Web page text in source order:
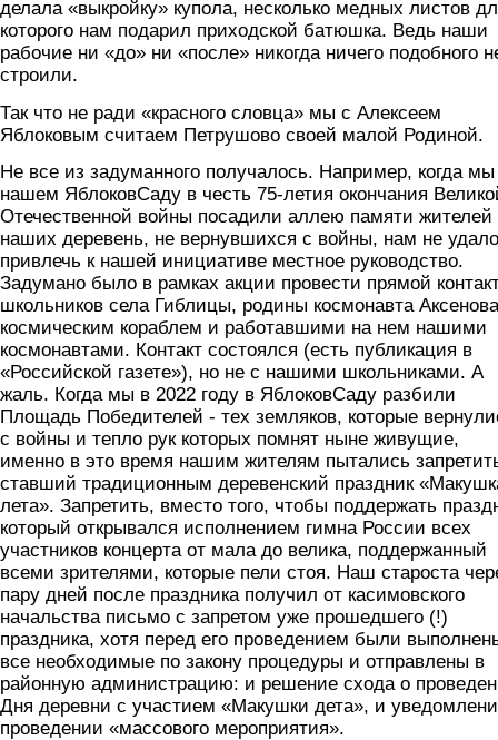
делала «выкройку» купола, несколько медных листов
которого нам подарил приходской батюшка. Ведь наши
рабочие ни «до» ни «после» никогда ничего подобного
строили.
Так что не ради «красного словца» мы с Алексеем
Яблоковым считаем Петрушово своей малой Родиной.
Не все из задуманного получалось. Например, когда
нашем ЯблоковСаду в честь 75-летия окончания
Отечественной войны посадили аллею памяти жителей
наших деревень, не вернувшихся с войны, нам не
привлечь к нашей инициативе местное руководство.
Задумано было в рамках акции провести прямой
школьников села Гиблицы, родины космонавта
космическим кораблем и работавшими на нем нашими
космонавтами. Контакт состоялся (есть публикация в
«Российской газете»), но не с нашими школьниками. А
жаль. Когда мы в 2022 году в ЯблоковСаду разбили
Площадь Победителей - тех земляков, которые
с войны и тепло рук которых помнят ныне живущие,
именно в это время нашим жителям пытались
ставший традиционным деревенский праздник
лета». Запретить, вместо того, чтобы поддержать
который открывался исполнением гимна России всех
участников концерта от мала до велика, поддержанный
всеми зрителями, которые пели стоя. Наш староста
пару дней после праздника получил от касимовского
начальства письмо с запретом уже прошедшего (!)
праздника, хотя перед его проведением были
все необходимые по закону процедуры и отправлены в
районную администрацию: и решение схода о
Дня деревни с участием «Макушки дета», и
проведении «массового мероприятия».